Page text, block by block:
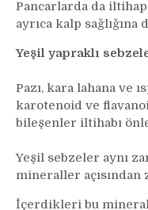
Pancarlarda da
ayrıca kalp
Yeşil yapraklı
Pazı, kara lahana ve
karotenoid ve
bileşenler iltihabı
Yeşil sebzeler aynı
mineraller
İçerdikleri bu